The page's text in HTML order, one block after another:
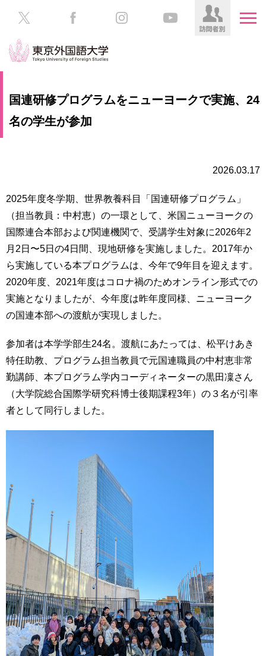
大
部・
学
院
／
育
研
究
社
連
携
入
情
附
を
お
合
わ
せ
交
通
験
生
の
生
方
保
者
の
方
生
の
方
般・
教
職
専
用
国連研修プログラムをニューヨークで実施、24
名の学生が参加
2026.03.17
2025年度冬学期、世界教養科⽬「国連研修プログラム」
（担当教員：中村恵）の一環として、米国ニューヨークの
国際連合本部および関連機関で、受講学生対象に2026年2
月2日〜5日の4日間、現地研修を実施しました。2017年か
ら実施している本プログラムは、今年で9年目を迎えます。
2020年度、2021年度はコロナ禍のためオンライン形式での
実施となりましたが、今年度は昨年度同様、ニューヨーク
の国連本部への渡航が実現しました。
参加者は本学学部生24名。渡航にあたっては、松平けあき
特任助教、プログラム担当教員で元国連職員の中村恵非常
勤講師、本プログラム学内コーディネーターの黒田凜さん
（大学院総合国際学研究科博士後期課程3年）の３名が引率
者として同行しました。